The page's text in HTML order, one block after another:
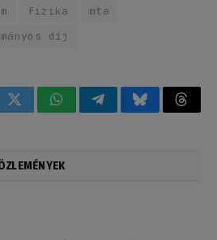
fizika
mta
díj
TwitterWhatsAppTelegramBluesky